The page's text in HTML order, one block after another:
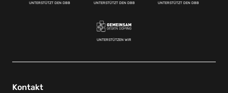
UNTERSTÜTZT DEN DBB UNTERSTÜTZT DEN DBB UNTERSTÜTZT DEN DBB
UNTERSTÜTZEN WIR
Kontakt